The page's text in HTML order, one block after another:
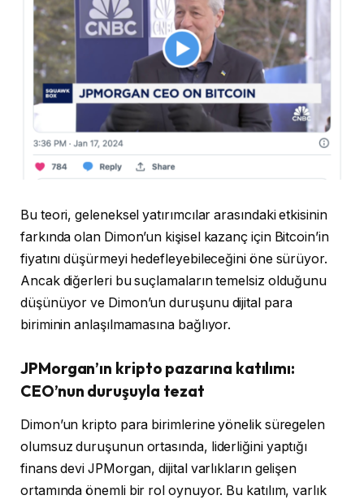
Bu teori, geleneksel yatırımcılar arasındaki etkisinin
farkında olan Dimon’un kişisel kazanç için Bitcoin’in
fiyatını düşürmeyi hedefleyebileceğini öne sürüyor.
Ancak diğerleri bu suçlamaların temelsiz olduğunu
düşünüyor ve Dimon’un duruşunu dijital para
biriminin anlaşılmamasına bağlıyor.
JPMorgan’ın kripto pazarına katılımı:
CEO’nun duruşuyla tezat
Dimon’un kripto para birimlerine yönelik süregelen
olumsuz duruşunun ortasında, liderliğini yaptığı
finans devi JPMorgan, dijital varlıkların gelişen
ortamında önemli bir rol oynuyor. Bu katılım, varlık